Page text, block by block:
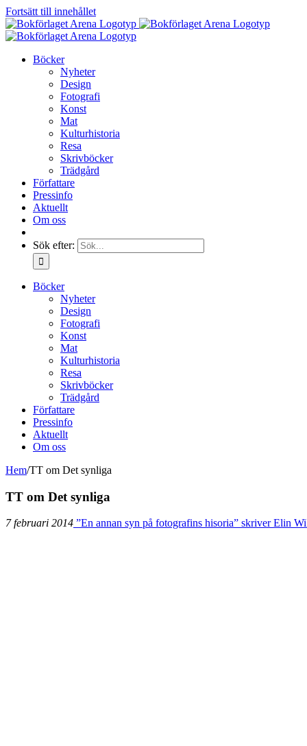
Fortsätt till innehållet
Böcker
Nyheter
Design
Fotografi
Konst
Mat
Kulturhistoria
Resa
Skrivböcker
Trädgård
Författare
Pressinfo
Aktuellt
Om oss
Sök efter:
Böcker
Nyheter
Design
Fotografi
Konst
Mat
Kulturhistoria
Resa
Skrivböcker
Trädgård
Författare
Pressinfo
Aktuellt
Om oss
Hem/TT om Det synliga
TT om Det synliga
7 februari 2014 ”En annan syn på fotografins hisoria” skriver Elin